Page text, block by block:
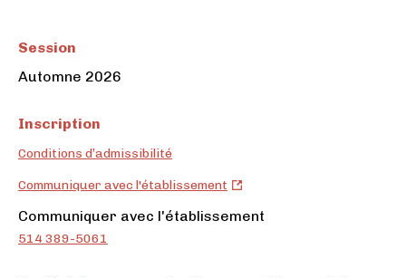
Session
Automne 2026
Inscription
Conditions d’admissibilité
Communiquer avec l'établissement Institut
Communiquer avec l'établissement
514 389-5061